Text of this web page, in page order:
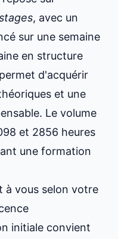
, avec un
sur une semaine
en structure
d'acquérir
et une
Le volume
et 2856 heures
une formation
à vous selon votre
initiale convient